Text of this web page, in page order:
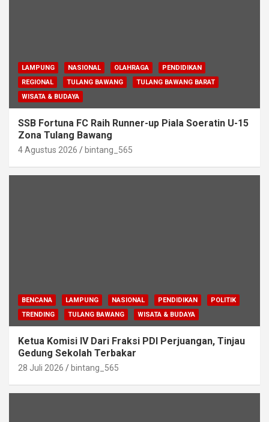
LAMPUNG NASIONAL OLAHRAGA
PENDIDIKAN
REGIONAL
TULANG BAWANG
TULANG BAWANG BARAT
WISATA & BUDAYA
SSB Fortuna FC Raih Runner-up Piala Soeratin U-15
Zona Tulang Bawang
4 Agustus 2026 bintang_565
BENCANA LAMPUNG NASIONAL PENDIDIKAN
POLITIK
TRENDING
TULANG BAWANG WISATA & BUDAYA
Ketua Komisi IV Dari Fraksi PDI Perjuangan, Tinjau
Gedung Sekolah Terbakar
28 Juli 2026 bintang_565